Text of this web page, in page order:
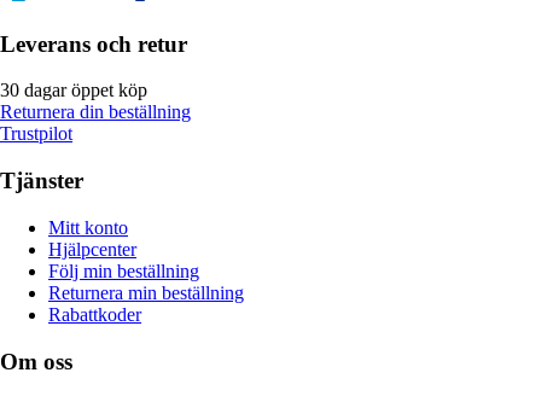
Leverans och retur
30 dagar öppet köp
Returnera din beställning
Trustpilot
Tjänster
Mitt konto
Hjälpcenter
Följ min beställning
Returnera min beställning
Rabattkoder
Om oss